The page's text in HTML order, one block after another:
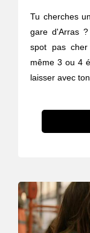
Tu cherches
gare d'Arras
spot pas
même 3 ou 4
laisser avec